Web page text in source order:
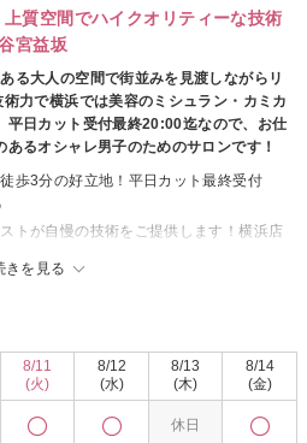
上質空間でハイクオリティーな技術
宮益坂
る大人の空間で街並みを見渡しながらリ
力で横浜では美容のミシュラン・カミカ
平日カット受付最終20:00迄なので、お仕
るオシャレ男子のためのサロンです！
きを見る
歩3分の好立地！平日カット最終受付
トが自慢の技術をご提供します！横浜店
ます。
の方にもオススメ出来る黒髪でカッコい
8/11
(火)
8/12
(水)
8/13
(木)
休日
8/14
(金)